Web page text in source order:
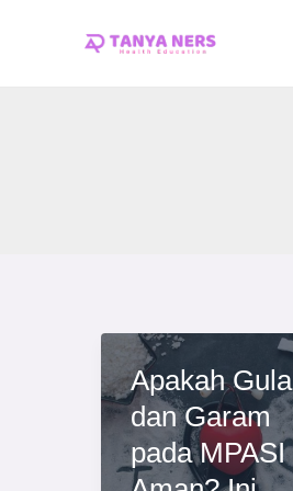
Apakah Gula
dan Garam
pada MPASI